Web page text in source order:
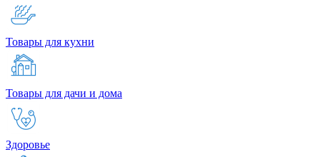
Товары для кухни
Товары для дачи и дома
Здоровье